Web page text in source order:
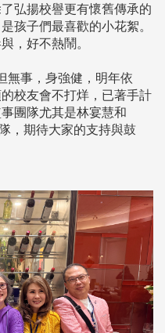
弘揚校譽更有懷舊傳承的
孩子們最喜歡的小花絮。
，好不熱鬧。
無事，身強健，明年依
校友會不打烊，已著手計
團隊尤其是林宴慧和
，期待大家的支持與鼓